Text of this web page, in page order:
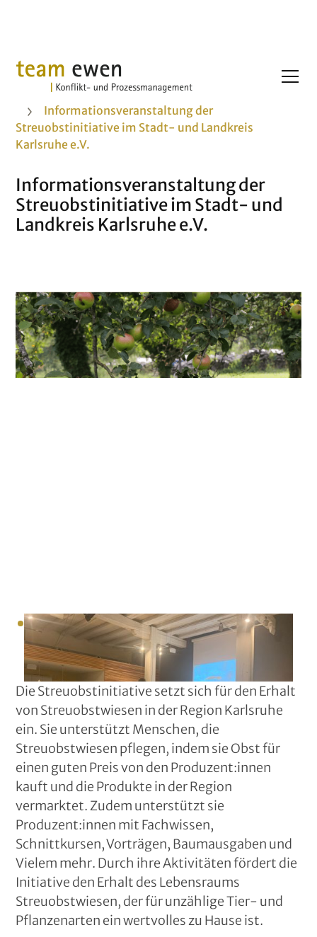
Projekte
Informationsveranstaltung der
Streuobstinitiative im Stadt- und Landkreis
Karlsruhe e.V.
Informationsveranstaltung der
Streuobstinitiative im Stadt- und
Landkreis Karlsruhe e.V.
Die Streuobstinitiative setzt sich für den Erhalt
von Streuobstwiesen in der Region Karlsruhe
ein. Sie unterstützt Menschen, die
Streuobstwiesen pflegen, indem sie Obst für
einen guten Preis von den Produzent:innen
kauft und die Produkte in der Region
vermarktet. Zudem unterstützt sie
Produzent:innen mit Fachwissen,
Schnittkursen, Vorträgen, Baumausgaben und
Vielem mehr. Durch ihre Aktivitäten fördert die
Initiative den Erhalt des Lebensraums
Streuobstwiesen, der für unzählige Tier- und
Pflanzenarten ein wertvolles zu Hause ist.